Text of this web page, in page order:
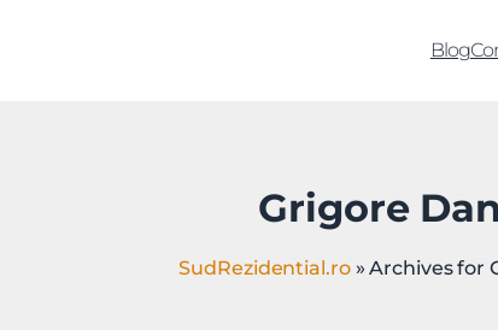
Blog
Grigore
SudRezidential.ro»Archives for